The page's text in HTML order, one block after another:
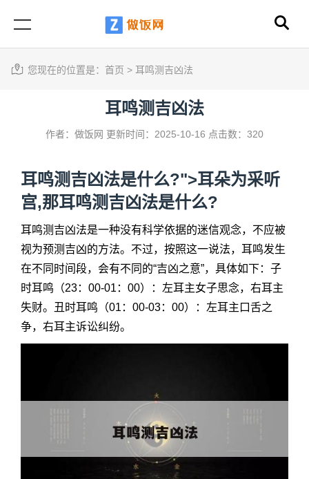
您现在的位置是： 首页 > 耳鸣测吉凶法
耳鸣测吉凶法
作者：做饭网 更新时间：2025-10-16 点击数：320
耳鸣测吉凶法是什么?">耳朵为采听
宫,那耳鸣测吉凶法是什么?
耳鸣测吉凶法是一种没有科学依据的迷信观念，不应被
视为预测吉凶的方法。不过，按照这一说法，耳鸣发生
在不同时间段，会有不同的“吉凶之意”，具体如下：子
时耳鸣（23：00-01：00）：左耳主女子思念，右耳主
失财。丑时耳鸣（01：00-03：00）：左耳主口舌之
争，右耳主诉讼纠纷。